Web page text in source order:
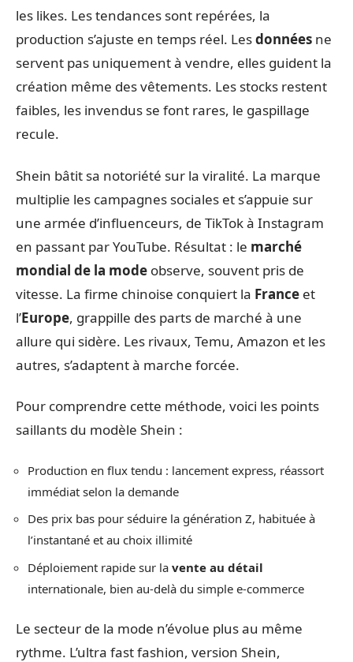
les likes. Les tendances sont repérées, la
production s’ajuste en temps réel. Lesdonnées ne
servent pas uniquement à vendre, elles guident la
création même des vêtements. Les stocks restent
faibles, les invendus se font rares, le gaspillage
recule.
Shein bâtit sa notoriété sur la viralité. La marque
multiplie les campagnes sociales et s’appuie sur
une armée d’influenceurs, de TikTok à Instagram
en passant par YouTube. Résultat : le marché
mondial de la mode observe, souvent pris de
vitesse. La firme chinoise conquiert la France et
l’Europe, grappille des parts de marché à une
allure qui sidère. Les rivaux, Temu, Amazon et les
autres, s’adaptent à marche forcée.
Pour comprendre cette méthode, voici les points
saillants du modèle Shein :
Production en flux tendu : lancement express, réassort
immédiat selon la demande
Des prix bas pour séduire la génération Z, habituée à
l’instantané et au choix illimité
Déploiement rapide sur la vente au détail
internationale, bien au-delà du simple e-commerce
Le secteur de la mode n’évolue plus au même
rythme. L’ultra fast fashion, version Shein,